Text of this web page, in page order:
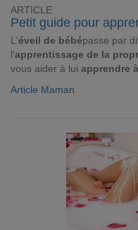
ARTICLE
Petit guide pour
L'éveil de bébépasse par
l'apprentissage de la
vous aider à lui apprendre
Article Maman